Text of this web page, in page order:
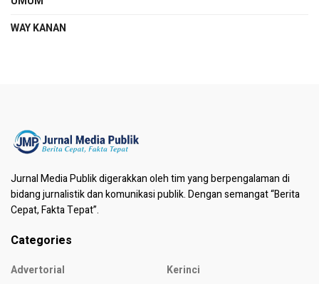
WAY KANAN
Jurnal Media Publik digerakkan oleh tim yang berpengalaman di
bidang jurnalistik dan komunikasi publik. Dengan semangat “Berita
Cepat, Fakta Tepat”.
Categories
Advertorial
Kerinci